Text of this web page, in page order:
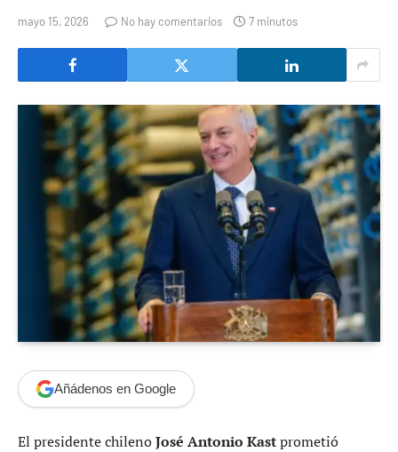
mayo 15, 2026 No hay comentarios 7 minutos
Añádenos en Google
El presidente chilenoJosé Antonio Kastprometió